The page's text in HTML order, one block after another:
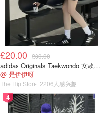
£20.00 £80.00
adidas Originals Taekwondo 女款黑色运动鞋
@ 是伊伊呀
The Hip Store 2206人感兴趣
4